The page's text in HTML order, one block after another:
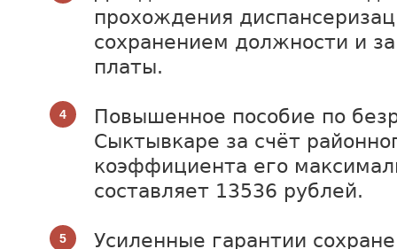
прохождения
сохранением должности и
платы.
Повышенное пособие по
Сыктывкаре за счёт
коэффициента его
составляет 13536 рублей.
Усиленные гарантии